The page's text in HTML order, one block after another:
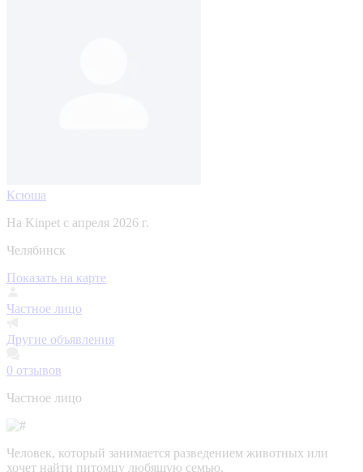
Ксюша
На Kinpet c апреля 2026 г.
Челябинск
Показать на карте
Частное лицо
Другие объявления
0 отзывов
Частное лицо
Человек, который занимается разведением животных или
хочет найти питомцу любящую семью.